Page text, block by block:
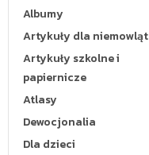
Albumy
Artykuły dla niemowląt
Artykuły szkolne i
papiernicze
Atlasy
Dewocjonalia
Dla dzieci